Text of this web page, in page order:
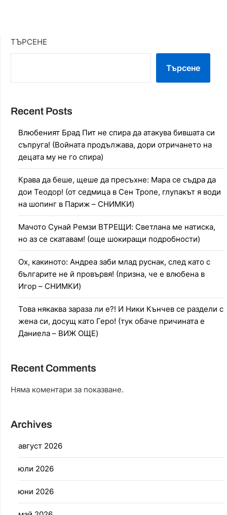
ТЪРСЕНЕ
Търсене
Recent Posts
Влюбеният Брад Пит не спира да атакува бившата си
съпруга! (Войната продължава, дори отричането на
децата му не го спира)
Крава да беше, щеше да пресъхне: Мара се съдра да
дои Теодор! (от седмица в Сен Тропе, глупакът я води
на шопинг в Париж – СНИМКИ)
Мачото Сунай Ремзи ВТРЕЩИ: Светлана ме натиска,
но аз се скатавам! (още шокиращи подробности)
Ох, какиното: Андреа заби млад руснак, след като с
българите не й провървя! (призна, че е влюбена в
Игор – СНИМКИ)
Това някаква зараза ли е?! И Ники Кънчев се раздели с
жена си, досущ като Геро! (тук обаче причината е
Даниела – ВИЖ ОЩЕ)
Recent Comments
Няма коментари за показване.
Archives
август 2026
юли 2026
юни 2026